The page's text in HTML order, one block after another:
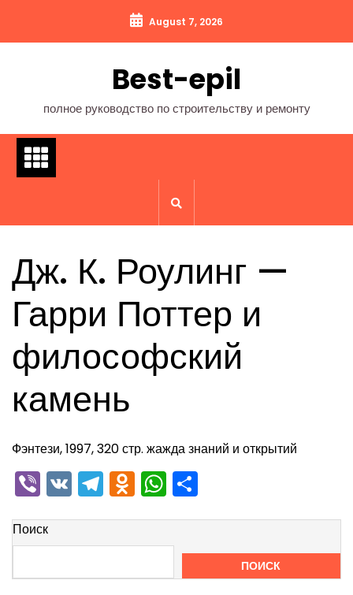
содержимому
August 7, 2026
Best-epil
полное руководство по строительству и ремонту
Дж. К. Роулинг —
Гарри Поттер и
философский
камень
Фэнтези, 1997, 320 стр. жажда знаний и открытий
Viber
VKTelegram
Odnoklassniki
WhatsApp
Поиск
ПОИСК